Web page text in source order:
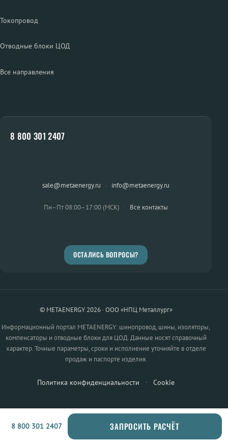
Токопровод
Отводные блоки ЦОД
Все направления
8 800 301 2407
sale@metaenergy.ru · info@metaenergy.ru
Пн–Пт 08:00–17:00 (МСК) · Все контакты
ОСТАЛИСЬ ВОПРОСЫ?
© METAENERGY 2026 · ООО «НПЦ Металлург»
Информационный портал METAENERGY: шинопровод, шины, изоляторы,
компенсаторы и отводные блоки для ЦОД. Данные носят справочный
характер. Точные параметры, сроки и исполнение уточняйте в отделе
продаж и паспорте изделия.
Политика конфиденциальности · Cookie
8 800 301 2407 ЗАПРОСИТЬ РАСЧЁТ